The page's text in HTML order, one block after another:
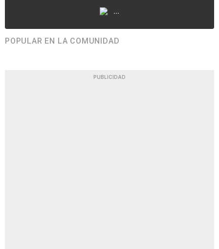
...
POPULAR EN LA COMUNIDAD
PUBLICIDAD